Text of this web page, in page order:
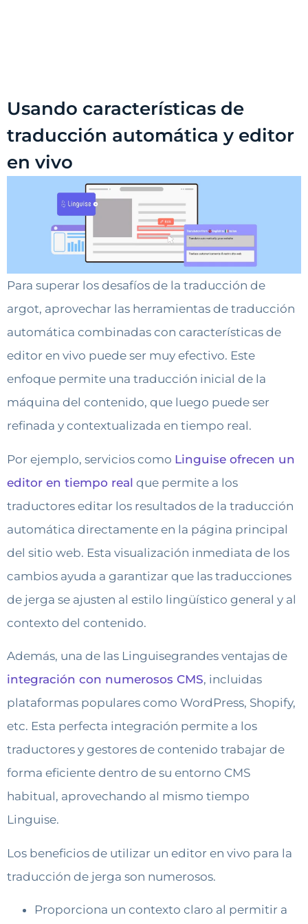
Usando características de
traducción automática y editor
en vivo
Para superar los desafíos de la traducción de
argot, aprovechar las herramientas de traducción
automática combinadas con características de
editor en vivo puede ser muy efectivo. Este
enfoque permite una traducción inicial de la
máquina del contenido, que luego puede ser
refinada y contextualizada en tiempo real.
Por ejemplo, servicios como Linguise ofrecen un
editor en tiempo real que permite a los
traductores editar los resultados de la traducción
automática directamente en la página principal
del sitio web. Esta visualización inmediata de los
cambios ayuda a garantizar que las traducciones
de jerga se ajusten al estilo lingüístico general y al
contexto del contenido.
Además, una de las Linguisegrandes ventajas de
integración con numerosos CMS, incluidas
plataformas populares como WordPress, Shopify,
etc. Esta perfecta integración permite a los
traductores y gestores de contenido trabajar de
forma eficiente dentro de su entorno CMS
habitual, aprovechando al mismo tiempo
Linguise.
Los beneficios de utilizar un editor en vivo para la
traducción de jerga son numerosos.
Proporciona un contexto claro al permitir a